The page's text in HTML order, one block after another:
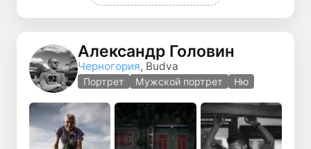
Александр Головин
Черногория, Budva
Портрет Мужской портрет Ню